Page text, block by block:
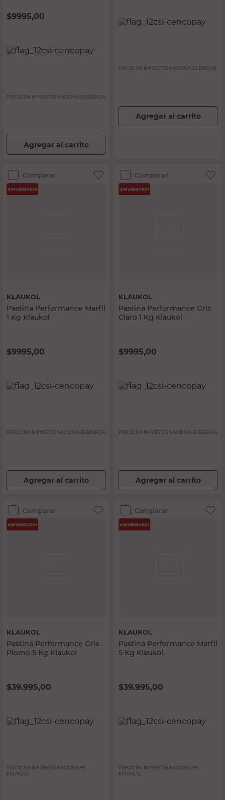
$9995,00
PRECIO SIN IMPUESTOS NACIONALES: $8260,34
Agregar al carrito
PRECIO SIN IMPUESTOS NACIONALES: $7433,89
Agregar al carrito
Comparar
KLAUKOL
Pastina Performance Marfil
1 Kg Klaukol
$9995,00
PRECIO SIN IMPUESTOS NACIONALES: $8260,34
Agregar al carrito
Comparar
KLAUKOL
Pastina Performance Gris
Claro 1 Kg Klaukol
$9995,00
PRECIO SIN IMPUESTOS NACIONALES: $8260,34
Agregar al carrito
Comparar
KLAUKOL
Pastina Performance Gris
Plomo 5 Kg Klaukol
$39.995,00
PRECIO SIN IMPUESTOS NACIONALES:
$33.053,72
Comparar
KLAUKOL
Pastina Performance Marfil
5 Kg Klaukol
$39.995,00
PRECIO SIN IMPUESTOS NACIONALES:
$33.053,72